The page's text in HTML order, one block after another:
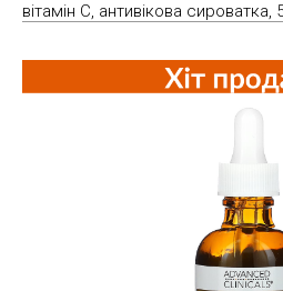
вітамін С, антивікова сироватка,